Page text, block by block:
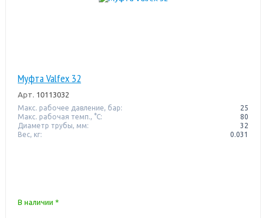
Муфта Valfex 32
Арт. 10113032
Макс. рабочее давление, бар:
25
Макс. рабочая темп., °С:
80
Диаметр трубы, мм:
32
Вес, кг:
0.031
В наличии *